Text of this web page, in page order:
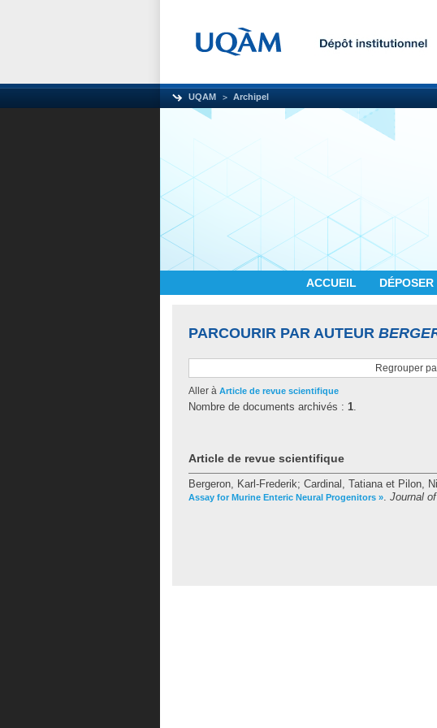
UQAM Archipel
ACCUEIL DÉPOSER
PARCOURIR PAR AUTEUR
Regrouper
Aller à Article de revue scientifique
Nombre de documents archivés : 1.
Article de revue scientifique
Bergeron, Karl-Frederik; Cardinal, Tatianaet Pilon,
Assay for Murine Enteric Neural Progenitors ». Journal